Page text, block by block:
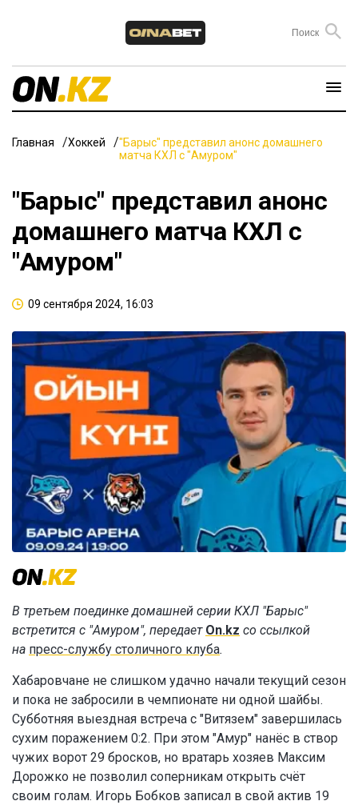
Главная Хоккей
"Барыс" представил анонс домашнего
матча КХЛ с "Амуром"
"Барыс" представил анонс
домашнего матча КХЛ с
"Амуром"
09 сентября 2024, 16:03
В третьем поединке домашней серии КХЛ "Барыс"
встретится с "Амуром", передает On.kz со ссылкой
на пресс-службу столичного клуба.
Хабаровчане не слишком удачно начали текущий сезон
и пока не забросили в чемпионате ни одной шайбы.
Субботняя выездная встреча с "Витязем" завершилась
сухим поражением 0:2. При этом "Амур" нанёс в створ
чужих ворот 29 бросков, но вратарь хозяев Максим
Дорожко не позволил соперникам открыть счёт
своим голам. Игорь Бобков записал в свой актив 19